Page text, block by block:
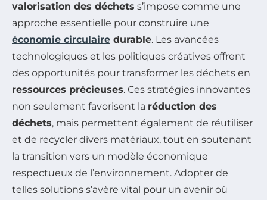
valorisation des déchets s’impose comme une
approche essentielle pour construire une
économie circulaire durable. Les avancées
technologiques et les politiques créatives offrent
des opportunités pour transformer les déchets en
ressources précieuses. Ces stratégies innovantes
non seulement favorisent la réduction des
déchets, mais permettent également de réutiliser
et de recycler divers matériaux, tout en soutenant
la transition vers un modèle économique
respectueux de l’environnement. Adopter de
telles solutions s’avère vital pour un avenir où